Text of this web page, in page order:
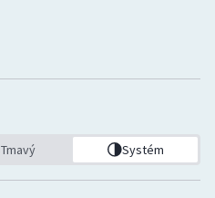
Tmavý Systém